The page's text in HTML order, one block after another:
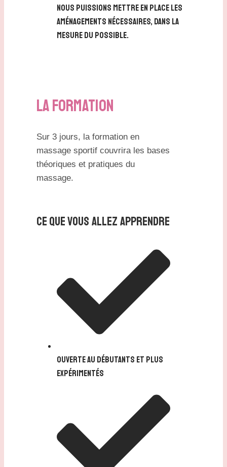
nous puissions mettre en place les
aménagements nécessaires, dans la
mesure du possible.
LA FORMATION
Sur 3 jours, la formation en
massage sportif couvrira les bases
théoriques et pratiques du
massage.
CE QUE VOUS ALLEZ APPRENDRE
Ouverte au débutants et plus
expérimentés